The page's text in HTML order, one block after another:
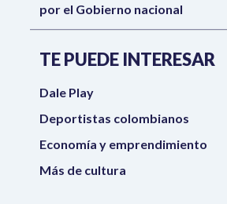
por el Gobierno nacional
TE PUEDE INTERESAR
TE PUEDE INTERESAR
Dale Play
Deportistas colombianos
Economía y emprendimiento
Más de cultura